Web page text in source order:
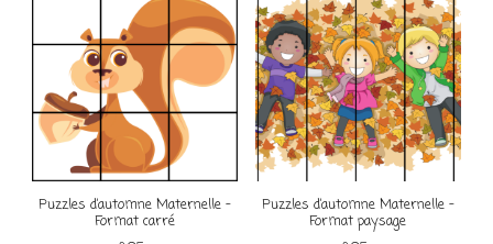
Puzzles d’automne Maternelle –
Format carré
Puzzles d’automne Maternelle –
Format paysage